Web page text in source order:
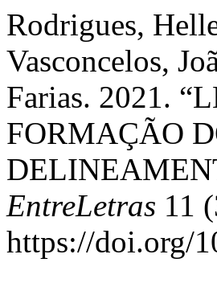
Rodrigues,
Vasconcelos,
Farias. 2021.
FORMAÇÃO
EntreLetras 11
https://doi.org/